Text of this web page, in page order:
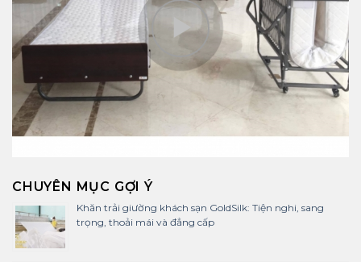
CHUYÊN MỤC GỢI Ý
Khăn trải giường khách sạn GoldSilk: Tiện nghi, sang
trọng, thoải mái và đẳng cấp